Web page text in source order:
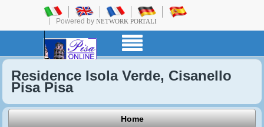
Powered by NETWORK PORTALI
Residence Isola Verde, Cisanello
Pisa Pisa
Home